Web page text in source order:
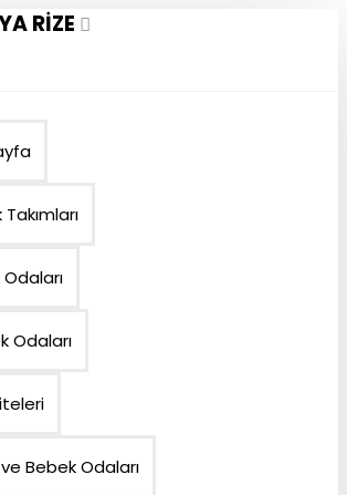
RIZE
Odaları
Bebek Odaları